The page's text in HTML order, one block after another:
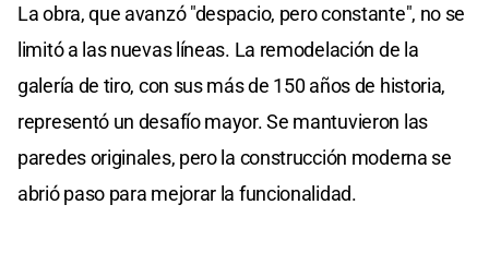
La obra, que avanzó "despacio, pero constante", no se
limitó a las nuevas líneas. La remodelación de la
galería de tiro, con sus más de 150 años de historia,
representó un desafío mayor. Se mantuvieron las
paredes originales, pero la construcción moderna se
abrió paso para mejorar la funcionalidad.